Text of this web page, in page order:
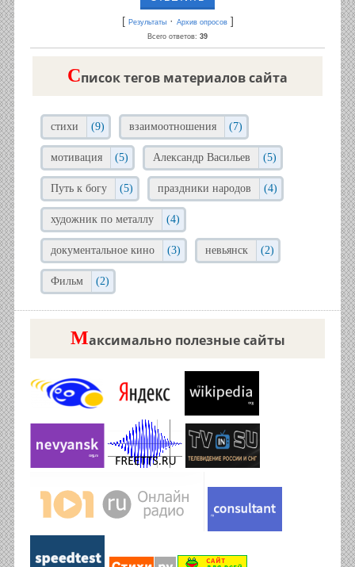
[ Результаты· Архив опросов]
Всего ответов: 39
Cписок тегов материалов сайта
стихи (9) взаимоотношения (7)
мотивация (5) Александр Васильев (5)
Путь к богу (5) праздники народов (4)
художник по металлу (4)
документальное кино (3) невьянск (2)
Фильм (2)
Максимально полезные сайты